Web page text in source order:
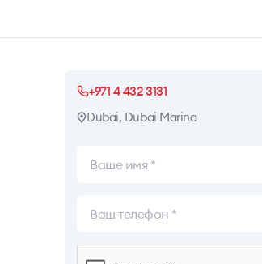
+971 4 432 3131
Dubai, Dubai Marina